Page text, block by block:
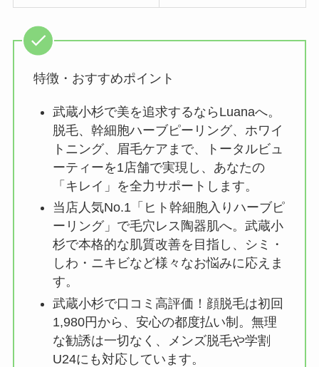
特徴・おすすめポイント
武蔵小杉で美を追求するならLuanaへ。
脱毛、幹細胞ハーブピーリング、ホワイ
トニング、眉毛ケアまで、トータルビュ
ーティーを1店舗で実現し、あなたの
「キレイ」を全力サポートします。
当店人気No.1「ヒト幹細胞入りハーブピ
ーリング」で毛穴レス陶器肌へ。武蔵小
杉で本格的な肌質改善を目指し、シミ・
しわ・ニキビなど様々なお悩みに応えま
す。
武蔵小杉で口コミ高評価！顔脱毛は初回
1,980円から、安心の都度払い制。無理
な勧誘は一切なく、メンズ脱毛や学割
U24にも対応しています。